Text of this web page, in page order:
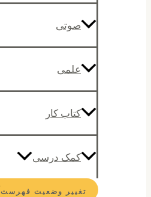
صوتی
علمی
کتاب کار
کمک درسی
تغییر وضعیت فهرست